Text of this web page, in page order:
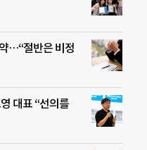
…“절반은 비정
대표 “선의를